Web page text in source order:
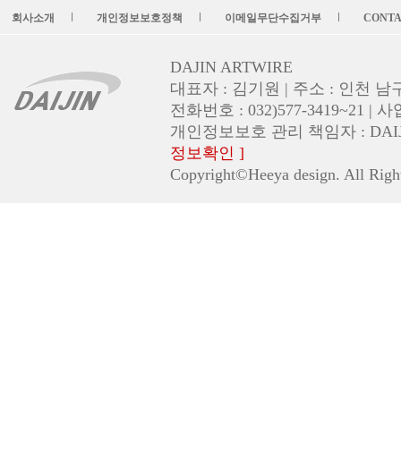
회사소개 개인정보보호정책 이메일무단수집거부
DAJIN ARTWIRE
대표자 : 김기원 | 주소 : 인천 남
전화번호 : 032)577-3419~21 |
개인정보보호 관리 책임자 :
정보확인 ]
Copyright©Heeya design. All